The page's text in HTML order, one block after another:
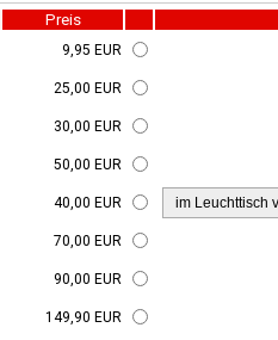
Preis
9,95 EUR
25,00 EUR
30,00 EUR
50,00 EUR
40,00 EUR
70,00 EUR
90,00 EUR
149,90 EUR